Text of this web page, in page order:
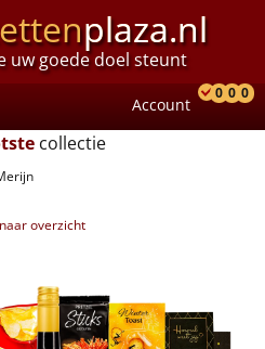
plaza.nl
uw goede doel steunt
Account
0 0 0
collectie
overzicht